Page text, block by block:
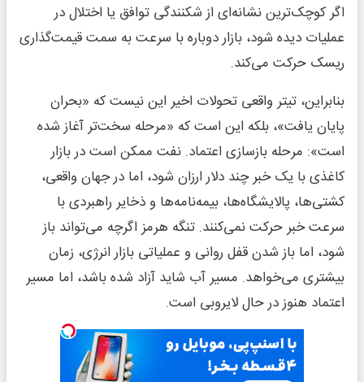
اگر کوچک‌ترین نشانه‌ای از شکنندگی توافق یا اختلال در
عملیات دیده شود، بازار دوباره با سرعت به سمت قیمت‌گذاری
ریسک حرکت می‌کند.
بنابراین، تیتر واقعی تحولات اخیر این نیست که «بحران
پایان یافت»، بلکه این است که «مرحله سخت‌تر آغاز شده
است»: مرحله بازسازی اعتماد. نفت ممکن است در بازار
کاغذی با یک خبر چند دلار ارزان شود، اما در جهان واقعی،
کشتی‌ها، پالایشگاه‌ها، بیمه‌نامه‌ها و ذخایر راهبردی با
سرعت خبر حرکت نمی‌کنند. تنگه هرمز اگرچه می‌تواند باز
شود، اما باز شدن قفل روانی و عملیاتی بازار انرژی، زمان
بیشتری می‌خواهد. مسیر آب شاید آزاد شده باشد، اما مسیر
اعتماد هنوز در حال لایروبی است.